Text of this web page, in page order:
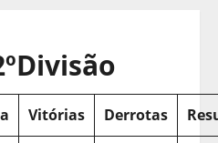
Vitórias Derrotas